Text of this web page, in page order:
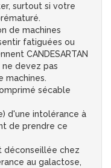
surtout si votre
de machines
fatiguées ou
CANDESARTAN
ne devez pas
machines.
sécable
d'une intolérance à
de prendre ce
déconseillée chez
au galactose,